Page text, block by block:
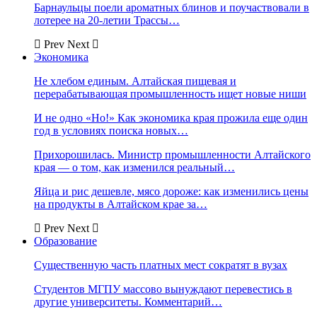
Барнаульцы поели ароматных блинов и поучаствовали в
лотерее на 20-летии Трассы…
Prev Next
Экономика
Не хлебом единым. Алтайская пищевая и
перерабатывающая промышленность ищет новые ниши
И не одно «Но!» Как экономика края прожила еще один
год в условиях поиска новых…
Прихорошилась. Министр промышленности Алтайского
края — о том, как изменился реальный…
Яйца и рис дешевле, мясо дороже: как изменились цены
на продукты в Алтайском крае за…
Prev Next
Образование
Существенную часть платных мест сократят в вузах
Студентов МГПУ массово вынуждают перевестись в
другие университеты. Комментарий…